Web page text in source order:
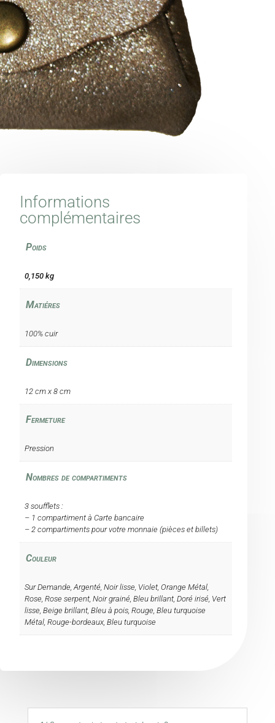
Informations
complémentaires
Poids
0,150 kg
Matiéres
100% cuir
Dimensions
12 cm x 8 cm
Fermeture
Pression
Nombres de compartiments
3 soufflets :
– 1 compartiment à Carte bancaire
– 2 compartiments pour votre monnaie (pièces et billets)
Couleur
Sur Demande, Argenté, Noir lisse, Violet, Orange Métal,
Rose, Rose serpent, Noir grainé, Bleu brillant, Doré irisé, Vert
lisse, Beige brillant, Bleu à pois, Rouge, Bleu turquoise
Métal, Rouge-bordeaux, Bleu turquoise